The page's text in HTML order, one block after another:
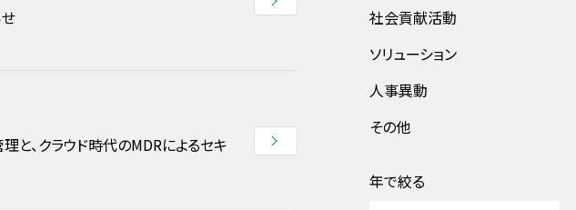
社会貢献活動
ソリューション
人事異動
その他
年で絞る
と、クラウド時代のMDRによるセキ